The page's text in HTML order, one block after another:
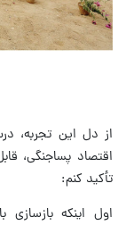
از دل این تجربه،
تأکید کنم:
اول اینکه